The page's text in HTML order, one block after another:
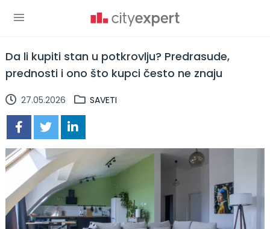
Da li kupiti stan u potkrovlju? Predrasude,
prednosti i ono što kupci često ne znaju
27.05.2026 SAVETI